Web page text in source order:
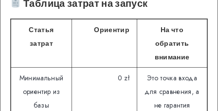
Таблица затрат на запуск
Статья
затрат
Ориентир
На что
обратить
внимание
Минимальный
ориентир из
базы
0 zł
Это точка входа
для сравнения, а
не гарантия